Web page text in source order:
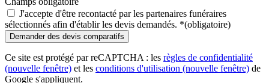
J'accepte d'être recontacté par les partenaires funéraires
sélectionnés afin d'établir les devis demandés. *(obligatoire)
Ce site est protégé par reCAPTCHA : les règles de confidentialité
(nouvelle fenêtre) et les conditions d'utilisation (nouvelle fenêtre) de
Google s'appliquent.